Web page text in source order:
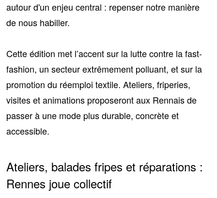
autour d'un enjeu central : repenser notre manière
de nous habiller.
Cette édition met l’accent sur la lutte contre la fast-
fashion, un secteur extrêmement polluant, et sur la
promotion du réemploi textile. Ateliers, friperies,
visites et animations proposeront aux Rennais de
passer à une mode plus durable, concrète et
accessible.
Ateliers, balades fripes et réparations :
Rennes joue collectif